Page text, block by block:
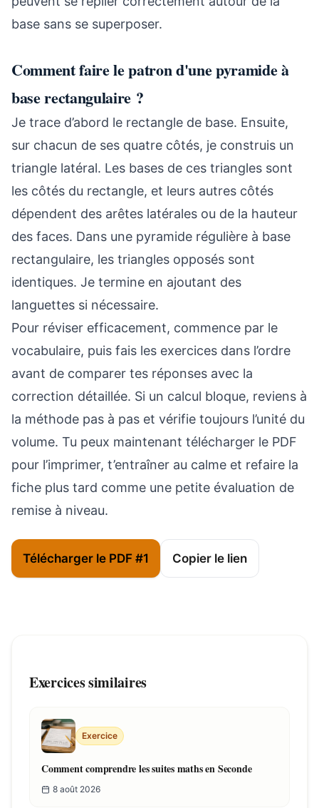
base sans se superposer.
Comment faire le patron d'une pyramide à
base rectangulaire ?
Je trace d’abord le rectangle de base. Ensuite,
sur chacun de ses quatre côtés, je construis un
triangle latéral. Les bases de ces triangles sont
les côtés du rectangle, et leurs autres côtés
dépendent des arêtes latérales ou de la hauteur
des faces. Dans une pyramide régulière à base
rectangulaire, les triangles opposés sont
identiques. Je termine en ajoutant des
languettes si nécessaire.
Pour réviser efficacement, commence par le
vocabulaire, puis fais les exercices dans l’ordre
avant de comparer tes réponses avec la
correction détaillée. Si un calcul bloque, reviens à
la méthode pas à pas et vérifie toujours l’unité du
volume. Tu peux maintenant télécharger le PDF
pour l’imprimer, t’entraîner au calme et refaire la
fiche plus tard comme une petite évaluation de
remise à niveau.
Télécharger le PDF #1 Copier le lien
Exercices similaires
Exercice
Comment comprendre les suites maths en Seconde
8 août 2026